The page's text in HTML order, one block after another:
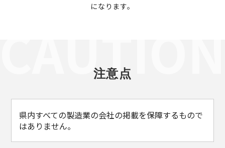
になります。
注意点
県内すべての製造業の会社の掲載を保障するもので
はありません。